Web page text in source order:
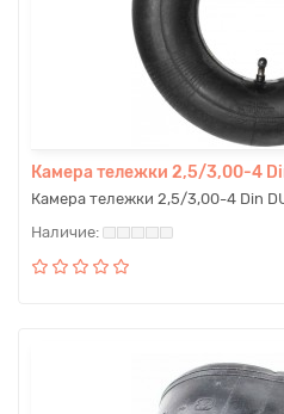
Камера тележки 2,5/3,00-4
Камера тележки 2,5/3,00-4 Din